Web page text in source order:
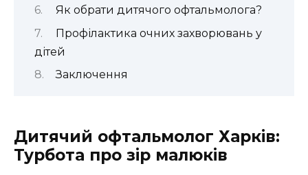
Як обрати дитячого офтальмолога?
Профілактика очних захворювань у
дітей
Заключення
Дитячий офтальмолог Харків:
Турбота про зір малюків